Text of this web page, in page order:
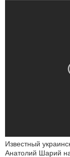
Известный
Анатолий Шарий